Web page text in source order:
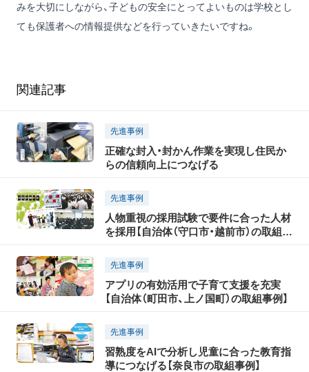
みを大切にしながら、子どもの安全にとってよいものは学校とし
ても保護者への情報提供などを行っていきたいですね。
関連記事
先進事例
正確な封入・封かん作業を実現し住民か
らの信頼向上につなげる
先進事例
人物重視の採用試験で要件に合った人材
を採用【自治体（守口市・越前市）の取組事
先進事例
アプリの有効活用で子育て支援を充実
【自治体（町田市、上ノ国町）の取組事例】
先進事例
習熟度をAIで分析し児童に合った教育指
導につなげる【奈良市の取組事例】